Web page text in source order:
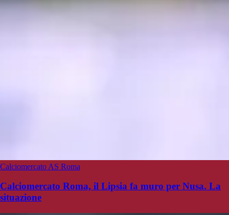
Calciomercato AS Roma
Calciomercato Roma, il Lipsia fa muro per Nusa. La
situazione